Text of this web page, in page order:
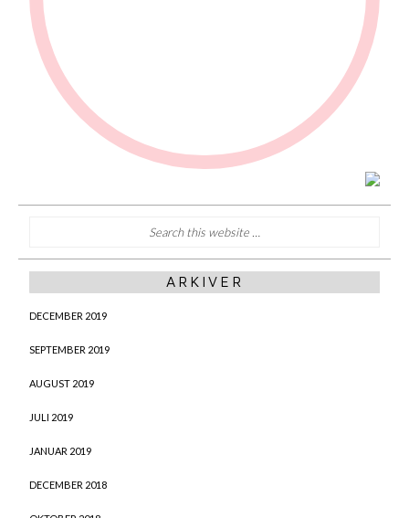
ARKIVER
DECEMBER 2019
SEPTEMBER 2019
AUGUST 2019
JULI 2019
JANUAR 2019
DECEMBER 2018